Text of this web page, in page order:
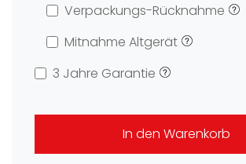
Verpackungs-Rücknahme
Mitnahme Altgerät
3 Jahre Garantie
In den Warenkorb